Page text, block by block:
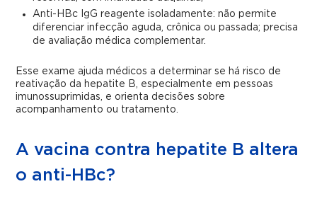
Anti-HBc IgG reagente isoladamente: não permite
diferenciar infecção aguda, crônica ou passada; precisa
de avaliação médica complementar.
Esse exame ajuda médicos a determinar se há risco de
reativação da hepatite B, especialmente em pessoas
imunossuprimidas, e orienta decisões sobre
acompanhamento ou tratamento.
A vacina contra hepatite B altera
o anti-HBc?